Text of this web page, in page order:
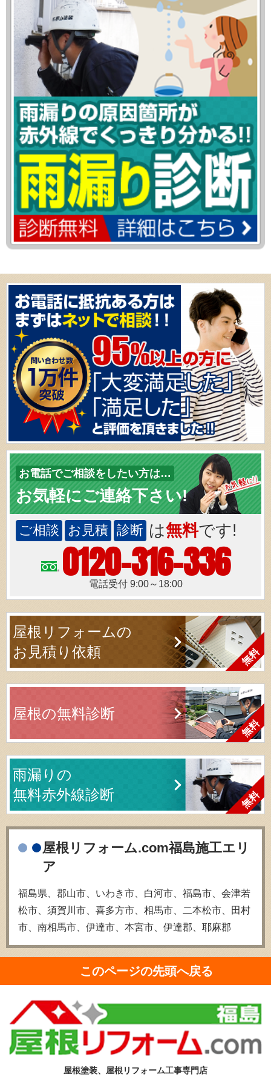
お電話でご相談をしたい方は…
お気軽にご連絡下さい!
ご相談 お見積 診断 は無料です!
0120-316-336
電話受付 9:00～18:00
屋根リフォームの
お見積り依頼
屋根の無料診断
雨漏りの
無料赤外線診断
屋根リフォーム.com福島施工エリ
ア
福島県、郡山市、いわき市、白河市、福島市、会津若
松市、須賀川市、喜多方市、相馬市、二本松市、田村
市、南相馬市、伊達市、本宮市、伊達郡、耶麻郡
このページの先頭へ戻る
屋根塗装、屋根リフォーム工事専門店